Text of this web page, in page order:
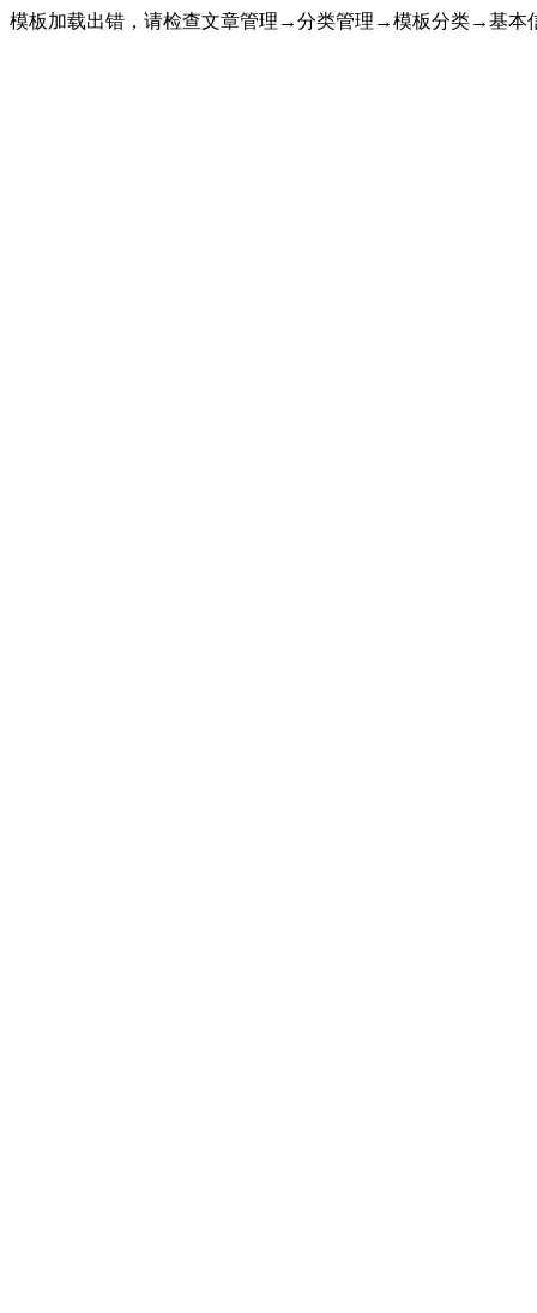
模板加载出错，请检查文章管理→分类管理→模板分类→基本